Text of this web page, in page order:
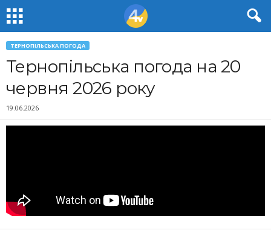
ТЕРНОПІЛЬСЬКА ПОГОДА
Тернопільська погода на 20
червня 2026 року
19.06.2026